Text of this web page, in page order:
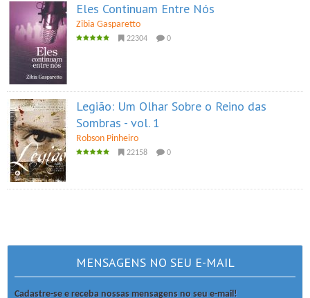
Eles Continuam Entre Nós
Zibia Gasparetto
22304 0
Legião: Um Olhar Sobre o Reino das
Sombras - vol. 1
Robson Pinheiro
22158 0
MENSAGENS NO SEU E-MAIL
Cadastre-se e receba nossas mensagens no seu e-mail!